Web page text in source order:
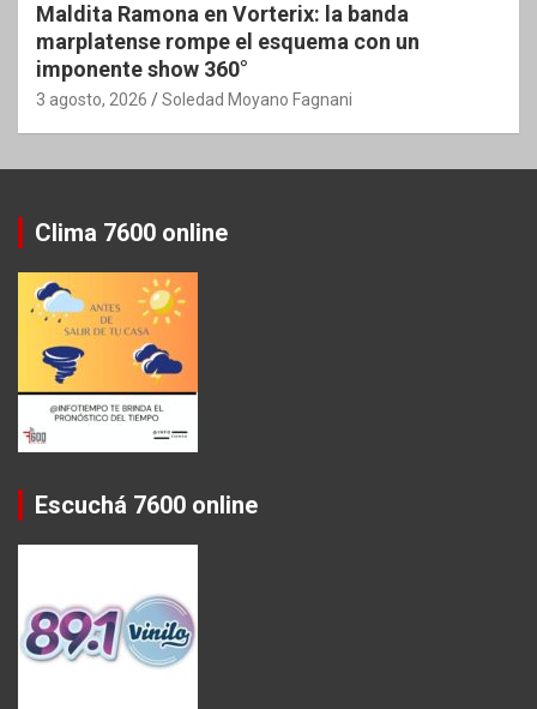
Maldita Ramona en Vorterix: la banda
marplatense rompe el esquema con un
imponente show 360°
3 agosto, 2026 Soledad Moyano Fagnani
Clima 7600 online
Escuchá 7600 online